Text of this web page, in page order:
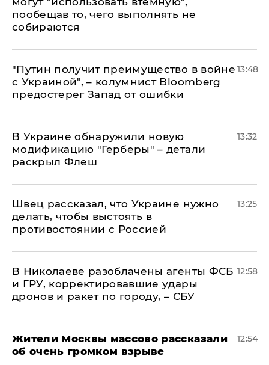
пообещав то, чего выполнять не
собираются
"Путин получит преимущество в войне
с Украиной", – колумнист Bloomberg
предостерег Запад от ошибки
13:48
В Украине обнаружили новую
модификацию "Герберы" – детали
раскрыл Флеш
13:32
Швец рассказал, что Украине нужно
делать, чтобы выстоять в
противостоянии с Россией
13:25
В Николаеве разоблачены агенты ФСБ
и ГРУ, корректировавшие удары
дронов и ракет по городу, – СБУ
12:58
Жители Москвы массово рассказали
об очень громком взрыве
12:54